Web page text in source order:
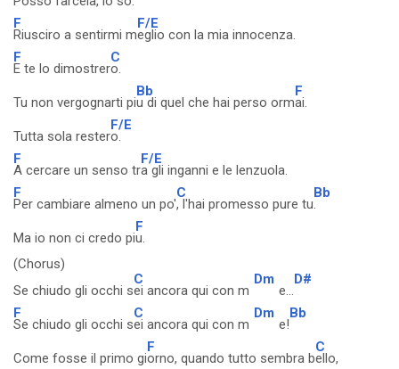
F
Riusciro a sentirmi m
F/E
eglio con la mia innocenza.
F
E te lo dimostrer
C
o.
Tu non vergognarti pi
Bb
u di quel che hai perso orm
F
ai.
Tutta sola rester
F/E
o.
F
A cercare un senso tr
F/E
a gli inganni e le lenzuola.
F
Per cambiare almeno un po'
C
, l'hai promesso pure tu
Bb
.
Ma io non ci credo pi
F
u.
(Chorus)
Se chiudo gli occhi s
C
ei ancora qui con m
Dm
e...
D#
F
Se chiudo gli occhi s
C
ei ancora qui con m
Dm
e!
Bb
Come fosse il primo gi
F
orno, quando tutto sembra b
C
ello,